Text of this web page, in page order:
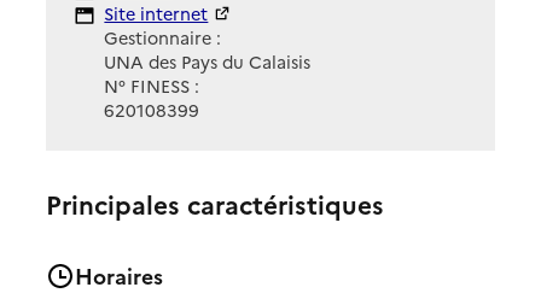
Site Internet
Site internet
Gestionnaire :
UNA des Pays du Calaisis
N° FINESS :
620108399
Principales caractéristiques
Horaires